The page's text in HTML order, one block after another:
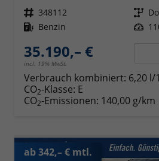
Fahrzeugnr. 348112 Getriebe
Kraftstoff Benzin Leistung
35.190,– €
incl. 19% MwSt.
Verbrauch kombiniert: 6,20 l/
CO2-Klasse: E
CO2-Emissionen: 140,00 g/km
ab 342,– € mtl.